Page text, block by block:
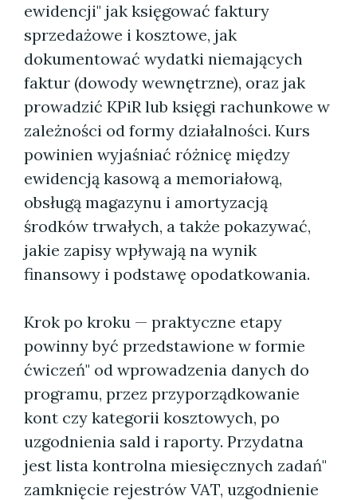
ewidencji" jak księgować faktury
sprzedażowe i kosztowe, jak
dokumentować wydatki niemających
faktur (dowody wewnętrzne), oraz jak
prowadzić KPiR lub księgi rachunkowe w
zależności od formy działalności. Kurs
powinien wyjaśniać różnicę między
ewidencją kasową a memoriałową,
obsługą magazynu i amortyzacją
środków trwałych, a także pokazywać,
jakie zapisy wpływają na wynik
finansowy i podstawę opodatkowania.
Krok po kroku — praktyczne etapy
powinny być przedstawione w formie
ćwiczeń" od wprowadzenia danych do
programu, przez przyporządkowanie
kont czy kategorii kosztowych, po
uzgodnienia sald i raporty. Przydatna
jest lista kontrolna miesięcznych zadań"
zamknięcie rejestrów VAT, uzgodnienie